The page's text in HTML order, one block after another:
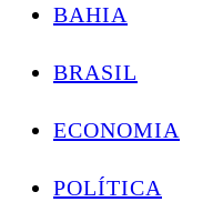
BAHIA
BRASIL
ECONOMIA
POLÍTICA